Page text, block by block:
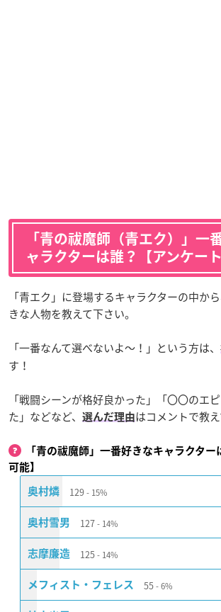
「青の祓魔師（青エク）」一
ャラクターは誰？【アンケート
「青エク」に登場するキャラクターの中か
きな人物を教えて下さい。
「一番なんて選べないよ〜！」という方は、
す！
「戦闘シーンが格好良かった」「〇〇のエ
た」などなど、
選んだ理由はコメントで教
「青の祓魔師」一番好きなキャラクタ
可能】
奥村燐 129 15%
奥村雪男 127 14%
志摩廉造 125 14%
メフィスト・フェレス 55 6%